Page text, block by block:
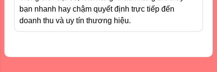
bạn nhanh hay chậm quyết định trực tiếp đến
doanh thu và uy tín thương hiệu.